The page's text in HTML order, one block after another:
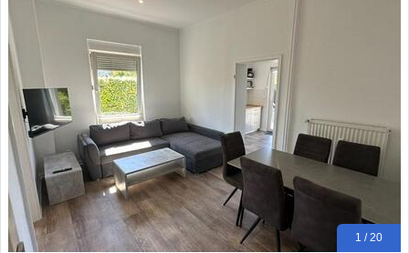
1 / 20